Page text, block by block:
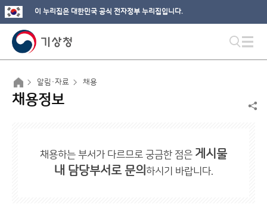
이 누리집은 대한민국 공식 전자정부 누리집입니다.
알림·자료 채용
채용정보
채용하는 부서가 다르므로 궁금한 점은 게시물
내 담당부서로 문의 하시기 바랍니다.